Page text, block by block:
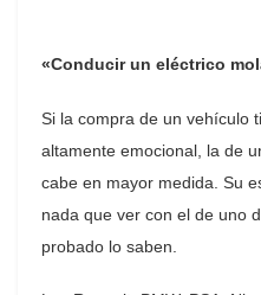
«Conducir un eléctrico
Si la compra de un vehículo
altamente emocional, la de
cabe en mayor medida. Su
nada que ver con el de uno
probado lo saben.